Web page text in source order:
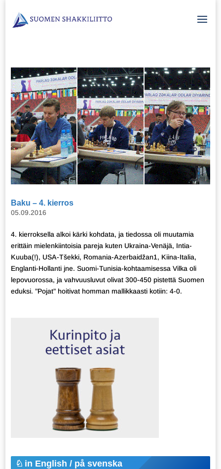
Baku – 4. kierros
05.09.2016
4. kierroksella alkoi kärki kohdata, ja tiedossa oli muutamia
erittäin mielenkiintoisia pareja kuten Ukraina-Venäjä, Intia-
Kuuba(!), USA-Tšekki, Romania-Azerbaidžan1, Kiina-Italia,
Englanti-Hollanti jne. Suomi-Tunisia-kohtaamisessa Vilka oli
lepovuorossa, ja vahvuusluvut olivat 300-450 pistettä Suomen
eduksi. ”Pojat” hoitivat homman mallikkaasti kotiin: 4-0.
in English / på svenska